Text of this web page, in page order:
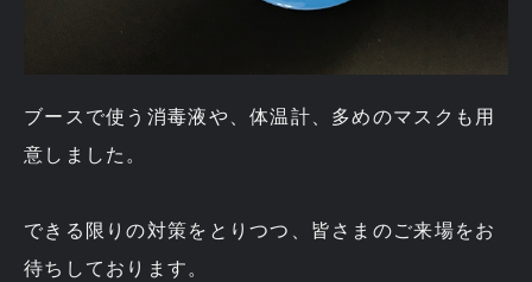
ブースで使う消毒液や、体温計、多めのマスクも用
意しました。
できる限りの対策をとりつつ、皆さまのご来場をお
待ちしております。